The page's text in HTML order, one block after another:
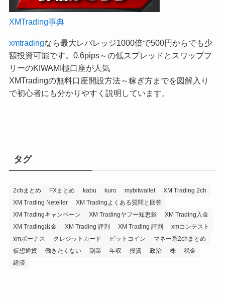
XMTrading事典
xmtradingなら最大レバレッジ1000倍で500円からでも少
額投資可能です。0.6pips～の低スプレッドとスワップフ
リーのKIWAMI極口座が人気
XMTradingの無料口座開設方法～稼ぎ方までを図解入り
で初心者にも分かりやすく説明しています。
タグ
2chまとめ FXまとめ kabu kuro mybitwallet
XM Trading 2ch
XM Trading Neteller
XM Tradingよくある質問と回答
XM Tradingキャンペーン
XM Tradingヤフー知恵袋
XM Trading入金
XM Trading出金
XM Trading 評判 XM Trading 評判
xmコンテスト
xmボーナス
クレジットカード ビットコイン
マネー系2chまとめ
仮想通貨
働きたくない 副業 年収 投資 政治 株
税金
経済